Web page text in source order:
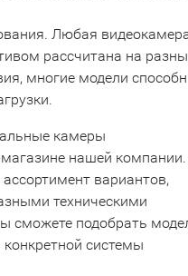
Любая
рассчитана на
многие модели
камеры
нашей
вариантов,
техническими
сможете подобрать
системы